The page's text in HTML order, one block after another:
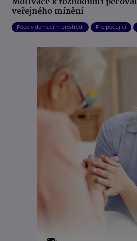
veřejného mínění
Péče v domácím prostředí Pro pečující